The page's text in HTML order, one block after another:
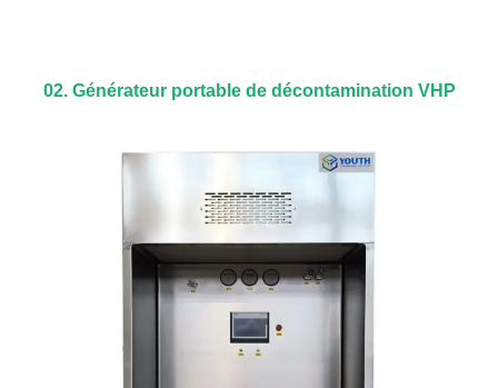
02. Générateur portable de décontamination VHP